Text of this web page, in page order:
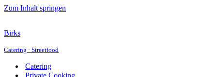
Zum Inhalt springen
Birks
Catering · Streetfood
Catering
Private Cooking